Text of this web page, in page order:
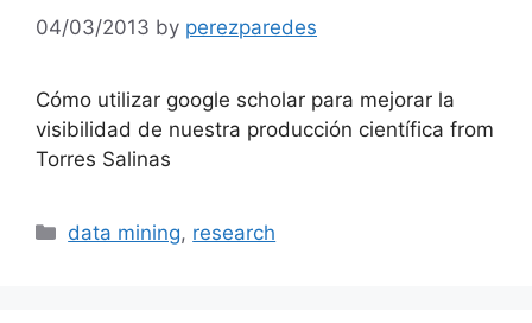
04/03/2013 by perezparedes
Cómo utilizar google scholar para mejorar la
visibilidad de nuestra producción científica from
Torres Salinas
Categories
data mining, research